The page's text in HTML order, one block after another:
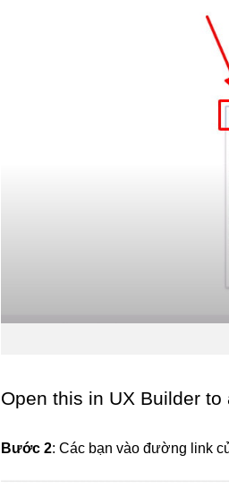
Open this in UX Builder
Bước 2: Các bạn vào đường link